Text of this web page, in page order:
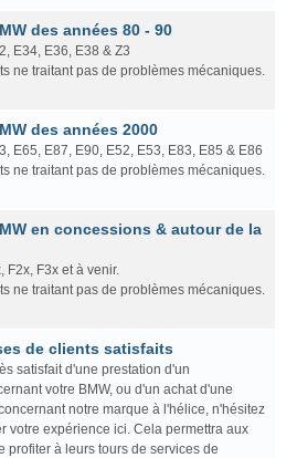
des années 80 - 90
E34, E36, E38 & Z3
ne traitant pas de problèmes mécaniques.
des années 2000
E65, E87, E90, E52, E53, E83, E85 & E86
ne traitant pas de problèmes mécaniques.
en concessions & autour de la
F2x, F3x et à venir.
ne traitant pas de problèmes mécaniques.
de clients satisfaits
satisfait d'une prestation d'un
votre BMW, ou d'un achat d'une
notre marque à l'hélice, n'hésitez
votre expérience ici. Cela permettra aux
profiter à leurs tours de services de